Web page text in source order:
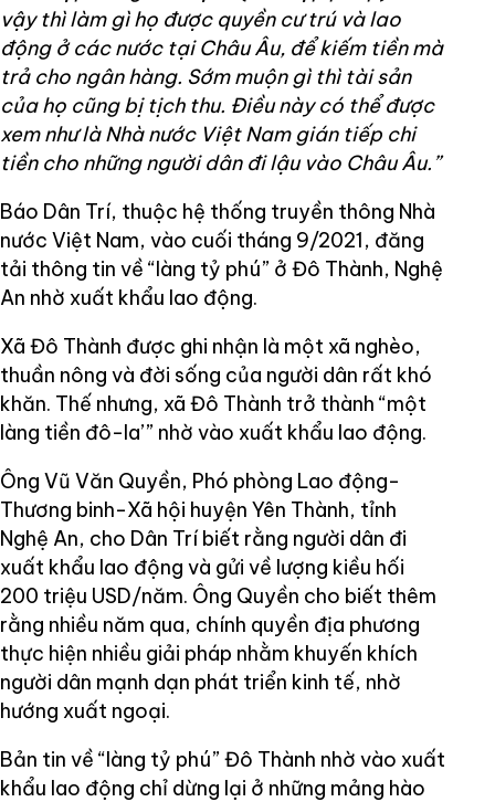
vậy thì làm gì họ được quyền cư trú và lao
động ở các nước tại Châu Âu, để kiếm tiền mà
trả cho ngân hàng. Sớm muộn gì thì tài sản
của họ cũng bị tịch thu. Điều này có thể được
xem như là Nhà nước Việt Nam gián tiếp chi
tiền cho những người dân đi lậu vào Châu Âu.”
Báo Dân Trí, thuộc hệ thống truyền thông Nhà
nước Việt Nam, vào cuối tháng 9/2021, đăng
tải thông tin về “làng tỷ phú” ở Đô Thành, Nghệ
An nhờ xuất khẩu lao động.
Xã Đô Thành được ghi nhận là một xã nghèo,
thuần nông và đời sống của người dân rất khó
khăn. Thế nhưng, xã Đô Thành trở thành “một
làng tiền đô-la’” nhờ vào xuất khẩu lao động.
Ông Vũ Văn Quyền, Phó phòng Lao động-
Thương binh-Xã hội huyện Yên Thành, tỉnh
Nghệ An, cho Dân Trí biết rằng người dân đi
xuất khẩu lao động và gửi về lượng kiều hối
200 triệu USD/năm. Ông Quyền cho biết thêm
rằng nhiều năm qua, chính quyền địa phương
thực hiện nhiều giải pháp nhằm khuyến khích
người dân mạnh dạn phát triển kinh tế, nhờ
hướng xuất ngoại.
Bản tin về “làng tỷ phú” Đô Thành nhờ vào xuất
khẩu lao động chỉ dừng lại ở những mảng hào